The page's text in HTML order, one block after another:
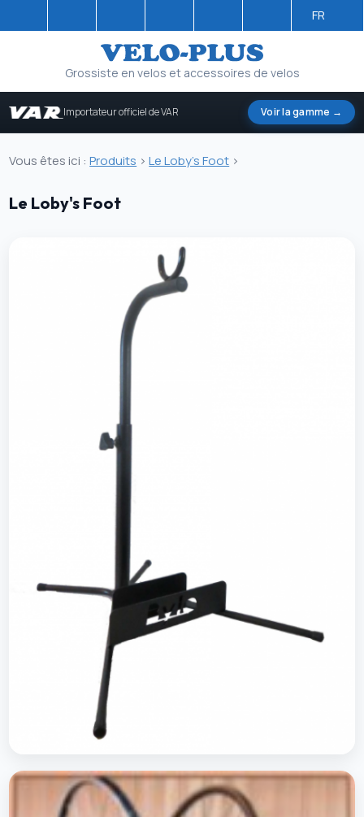
FR
Grossiste en velos et accessoires de velos
Importateur officiel de VAR Voir la gamme →
Vous êtes ici :Produits >Le Loby's Foot >
Le Loby's Foot
Présentoirs de vélo